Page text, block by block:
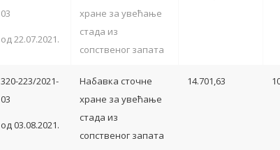
03
од 22.07.2021.
хране за увећање
стада из
сопственог запата
320-223/2021-
03
од 03.08.2021.
Набавка сточне
хране за увећање
стада из
сопственог запата
14.701,63